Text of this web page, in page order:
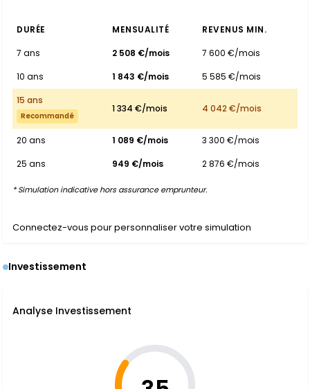
DURÉE MENSUALITÉ
REVENUS MIN.
7 ans
2 508 €/mois
7 600 €/mois
10 ans
1 843 €/mois
5 585 €/mois
15 ans
Recommandé
1 334 €/mois 4 042 €/mois
20 ans 1 089 €/mois
3 300 €/mois
25 ans
949 €/mois 2 876 €/mois
* Simulation indicative hors assurance emprunteur.
Connectez-vous pour personnaliser votre simulation
Investissement
Analyse Investissement